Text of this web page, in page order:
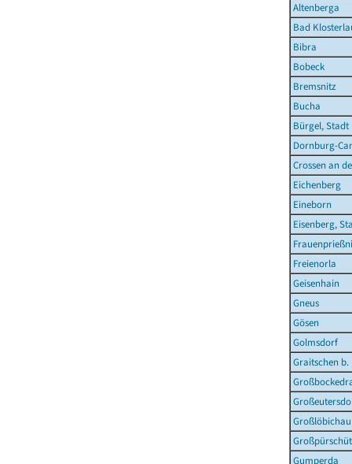
Altenberga
Bad
Bibra
Bobeck
Bremsnitz
Bucha
Bürgel, Stadt
Dornburg-
Crossen an
Eichenberg
Eineborn
Eisenberg,
Freienorla
Geisenhain
Gneus
Gösen
Golmsdorf
Graitschen
Großlöbichau
Gumperda